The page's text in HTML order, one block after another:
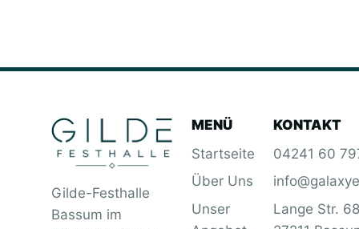
Gilde-Festhalle
Bassum im
MENÜ
Startseite
Über Uns
Unser
KONTAKT
04241 60
Lange Str.